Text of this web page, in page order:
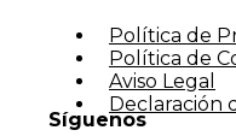
Política de
Política de
Aviso Legal
Declaración
Síguenos